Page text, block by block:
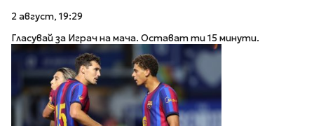
2 август, 19:29
Гласувай за Играч на мача. Остават ти 15 минути.